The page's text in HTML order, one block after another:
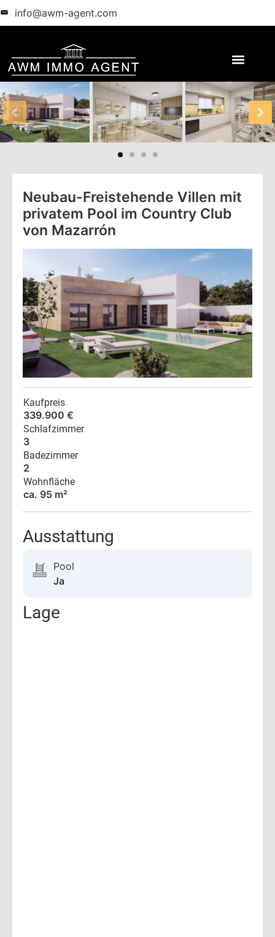
info@awm-agent.com
Neubau-Freistehende Villen mit
privatem Pool im Country Club
von Mazarrón
Kaufpreis
339.900 €
Schlafzimmer
3
Badezimmer
2
Wohnfläche
ca. 95 m²
Ausstattung
Pool
Ja
Lage